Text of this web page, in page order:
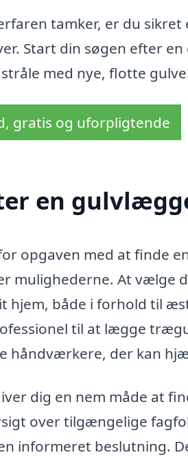
tamker, er du
Start din søgen efter
med nye, flotte
gratis og uforpligtende
en
opgaven med at finde
mulighederne. At vælge
hjem, både i forhold til
til at lægge
håndværkere, der kan
dig en nem måde at
over tilgængelige
informeret beslutning.